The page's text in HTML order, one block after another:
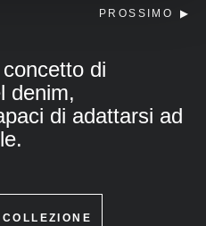
PROSSIMO
di
denim,
di adattarsi ad